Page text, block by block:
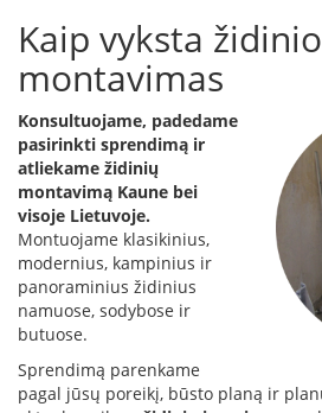
v
e
n
t
i
l
i
a
t
o
r
i
a
i
L
a
Kaip vyksta židinio
montavimas
Konsultuojame, padedame
pasirinkti sprendimą ir
atliekame židinių
montavimą Kaune bei
visoje Lietuvoje.
Montuojame klasikinius,
modernius, kampinius ir
panoraminius židinius
namuose, sodybose ir
butuose.
Sprendimą parenkame
pagal jūsų poreikį, būsto planą ir